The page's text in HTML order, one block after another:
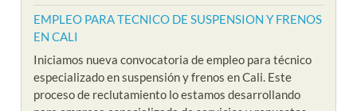
EMPLEO PARA TECNICO DE SUSPENSION Y FRENOS
EN CALI
Iniciamos nueva convocatoria de empleo para técnico
especializado en suspensión y frenos en Cali. Este
proceso de reclutamiento lo estamos desarrollando